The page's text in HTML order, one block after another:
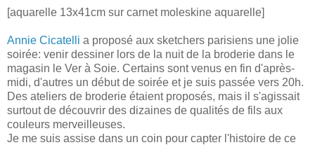
[aquarelle 13x41cm sur carnet moleskine aquarelle]
Annie Cicatelli a proposé aux sketchers parisiens une jolie
soirée: venir dessiner lors de la nuit de la broderie dans le
magasin le Ver à Soie. Certains sont venus en fin d'après-
midi, d'autres un début de soirée et je suis passée vers 20h.
Des ateliers de broderie étaient proposés, mais il s'agissait
surtout de découvrir des dizaines de qualités de fils aux
couleurs merveilleuses.
Je me suis assise dans un coin pour capter l'histoire de ce